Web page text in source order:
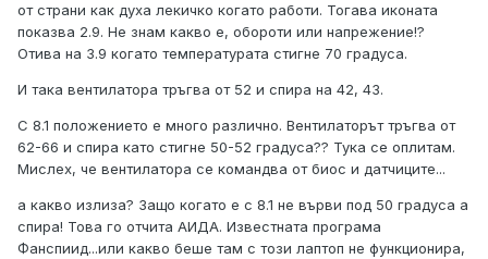
от страни как духа лекичко когато работи. Тогава иконата
показва 2.9. Не знам какво е, обороти или напрежение!?
Отива на 3.9 когато температурата стигне 70 градуса.
И така вентилатора тръгва от 52 и спира на 42, 43.
С 8.1 положението е много различно. Вентилаторът тръгва от
62-66 и спира като стигне 50-52 градуса?? Тука се оплитам.
Мислех, че вентилатора се командва от биос и датчиците...
а какво излиза? Защо когато е с 8.1 не върви под 50 градуса а
спира! Това го отчита АИДА. Известната програма
Фанспиид...или какво беше там с този лаптоп не функционира,